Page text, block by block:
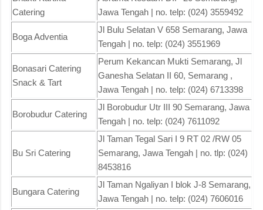
Catering
Jawa Tengah | no. telp: (024) 3559492
Boga Adventia
Jl Bulu Selatan V 658 Semarang, Jawa
Tengah | no. telp: (024) 3551969
Bonasari Catering
Snack & Tart
Perum Kekancan Mukti Semarang, Jl
Ganesha Selatan II 60, Semarang ,
Jawa Tengah | no. telp: (024) 6713398
Borobudur Catering
Jl Borobudur Utr III 90 Semarang, Jawa
Tengah | no. telp: (024) 7611092
Bu Sri Catering
Jl Taman Tegal Sari I 9 RT 02 /RW 05
Semarang, Jawa Tengah | no. tlp: (024)
8453816
Bungara Catering
Jl Taman Ngaliyan I blok J-8 Semarang,
Jawa Tengah | no. telp: (024) 7606016